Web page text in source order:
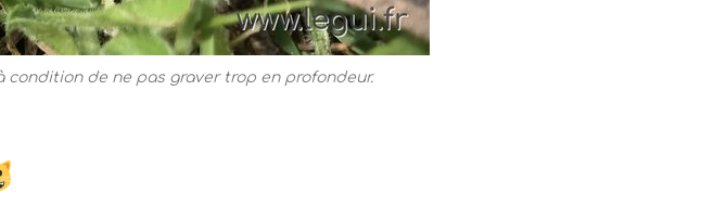
de ne pas graver trop en profondeur.